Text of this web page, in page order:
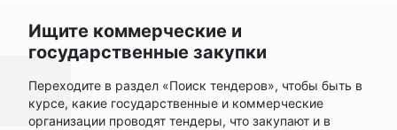
Ищите коммерческие и
государственные закупки
Переходите в раздел «Поиск тендеров», чтобы быть в
курсе, какие государственные и коммерческие
организации проводят тендеры, что закупают и в